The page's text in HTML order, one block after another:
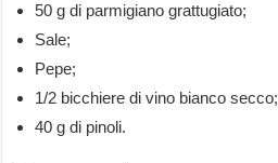
50 g di parmigiano grattugiato;
Sale;
Pepe;
1/2 bicchiere di vino bianco secco;
40 g di pinoli.